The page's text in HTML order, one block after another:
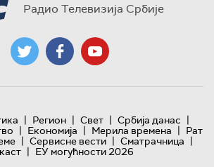
Радио Телевизија Србије
| Регион | Свет | Србија данас |
| Економија | Мерила времена | Рат
| Сервисне вести | Сматрачница |
| ЕУ могућности 2026